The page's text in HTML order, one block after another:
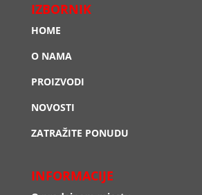
IZBORNIK
HOME
O NAMA
PROIZVODI
NOVOSTI
ZATRAŽITE PONUDU
INFORMACIJE